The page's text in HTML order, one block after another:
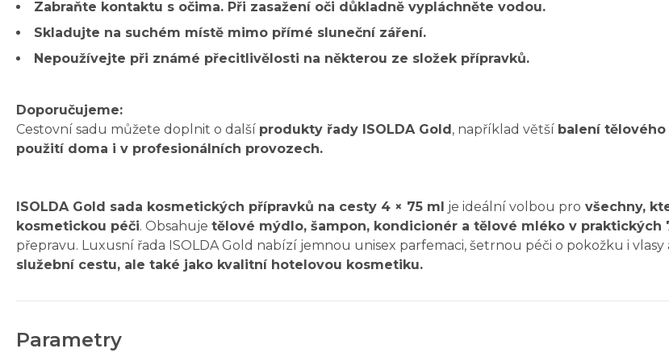
Zabraňte kontaktu s očima. Při zasažení oči důkladně vypláchněte vodou.
Skladujte na suchém místě mimo přímé sluneční záření.
Nepoužívejte při známé přecitlivělosti na některou ze složek přípravků.
Doporučujeme:
Cestovní sadu můžete doplnit o další produkty řady ISOLDA Gold, například větší balení
použití doma i v profesionálních provozech.
ISOLDA Gold sada kosmetických přípravků na cesty 4 × 75 ml je ideální volbou pro všechny,
kosmetickou péči. Obsahuje tělové mýdlo, šampon, kondicionér a tělové mléko v praktických
přepravu. Luxusní řada ISOLDA Gold nabízí jemnou unisex parfemaci, šetrnou péči o pokožku i
služební cestu, ale také jako kvalitní hotelovou kosmetiku.
Parametry